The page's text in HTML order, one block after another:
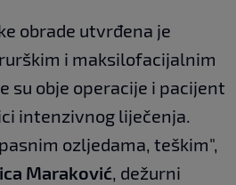
obrade utvrđena je
i maksilofacijalnim
su obje operacije i pacijent
intenzivnog liječenja.
ozljedama, teškim",
Maraković, dežurni